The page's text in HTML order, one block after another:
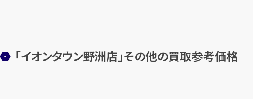
「イオンタウン野洲店」その他の買取参考価格